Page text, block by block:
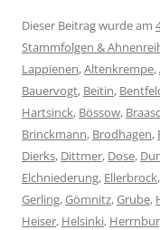
Dieser Beitrag wurde am
Stammfolgen &
Lappienen,Altenkrempe,
Bauervogt, Beitin,
Hartsinck, Bössow,
Brinckmann, Brodhagen,
Dierks, Dittmer, Dose,
Elchniederung, Ellerbrock,
Gerling,Gömnitz,Grube,
Heiser, Helsinki,